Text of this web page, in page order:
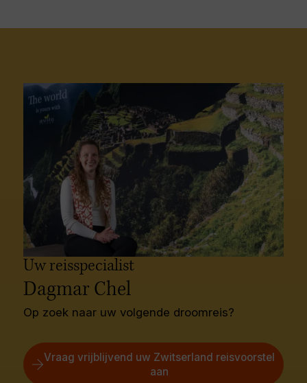
Uw reisspecialist
Dagmar Chel
Op zoek naar uw volgende droomreis?
Vraag vrijblijvend uw Zwitserland reisvoorstel
aan